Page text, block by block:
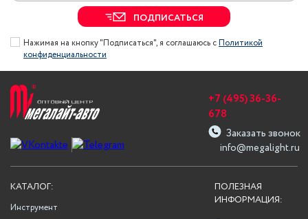
ПОДПИСАТЬСЯ
Нажимая на кнопку "Подписаться", я соглашаюсь сПолитикой
конфиденциальности
info@megalight.ru
+7 (495) 36-36-
678
Заказать звонок
ПОЛЕЗНАЯ
ИНФОРМАЦИЯ:
КАТАЛОГ:
Инструмент